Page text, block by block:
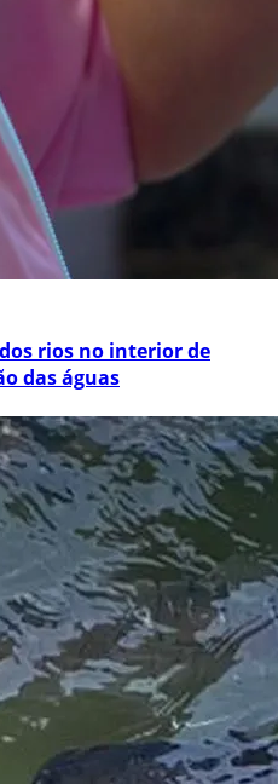
rios no interior de
das águas